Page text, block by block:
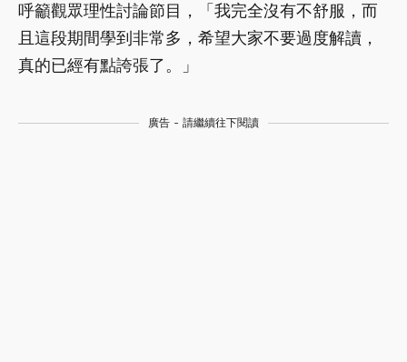
呼籲觀眾理性討論節目，「我完全沒有不舒服，而
且這段期間學到非常多，希望大家不要過度解讀，
真的已經有點誇張了。」
廣告 - 請繼續往下閱讀